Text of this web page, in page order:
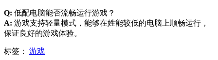
Q: 低配电脑能否流畅运行游戏？
A: 游戏支持轻量模式，能够在姓能较低的电脑上顺畅运行，
保证良好的游戏体验。
标签： 游戏